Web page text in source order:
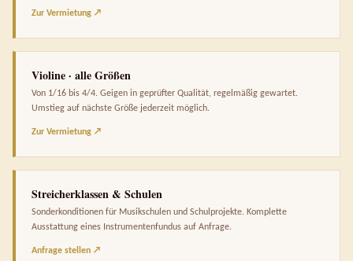
Zur Vermietung ↗
Violine · alle Größen
Von 1/16 bis 4/4. Geigen in geprüfter Qualität, regelmäßig gewartet.
Umstieg auf nächste Größe jederzeit möglich.
Zur Vermietung ↗
Streicherklassen & Schulen
Sonderkonditionen für Musikschulen und Schulprojekte. Komplette
Ausstattung eines Instrumentenfundus auf Anfrage.
Anfrage stellen ↗